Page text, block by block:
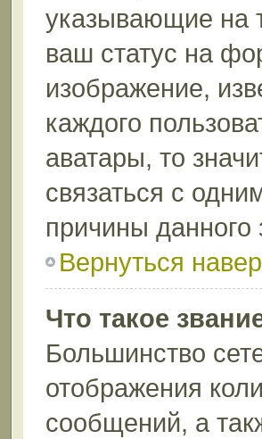
указывающие на
ваш статус на
изображение,
каждого
аватары, то
связаться с
причины данного
Вернуться
Что такое
Большинство
отображения
сообщений, а